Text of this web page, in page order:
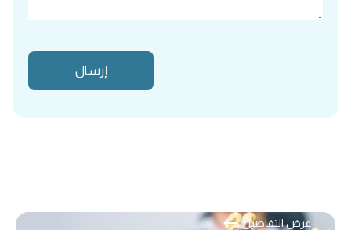
عرض التفاصيل